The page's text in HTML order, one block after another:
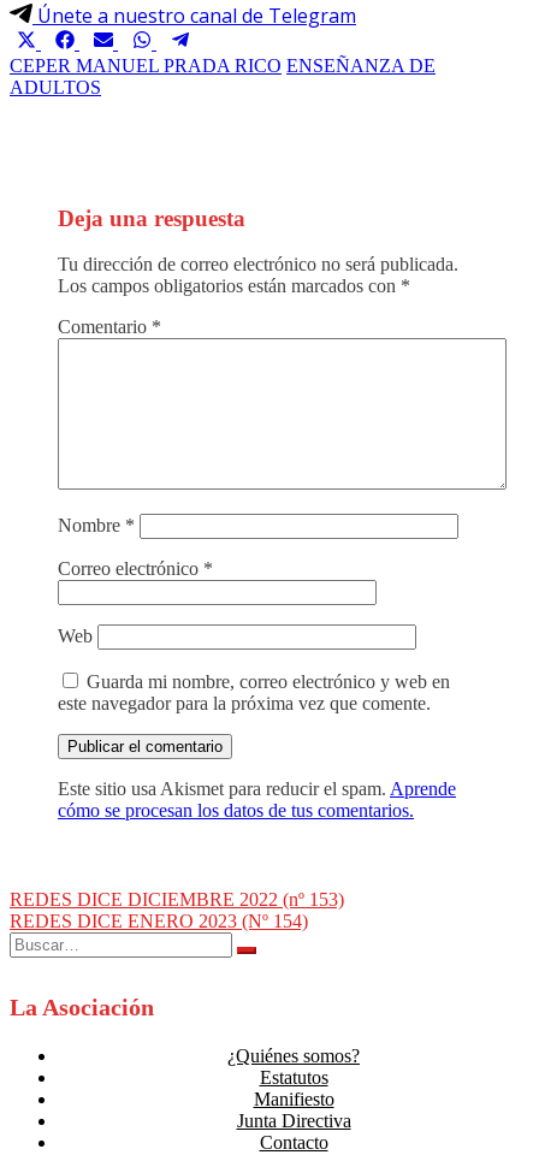
Únete a nuestro canal de Telegram
Compartir
en
X
Compartir
en
Facebook
Compartir
en
Compartir
en en
CEPER MANUEL PRADA RICO ENSEÑANZA DE
ADULTOS
Deja una respuesta
Tu dirección de correo electrónico no será publicada.
Los campos obligatorios están marcados con *
Comentario *
Nombre *
Correo electrónico *
Web
Guarda mi nombre, correo electrónico y web en
este navegador para la próxima vez que comente.
Este sitio usa Akismet para reducir el spam. Aprende
cómo se procesan los datos de tus comentarios.
Navegación
de
REDES DICE DICIEMBRE 2022 (nº 153)
REDES DICE ENERO 2023 (Nº 154)
Buscar:
La Asociación
¿Quiénes somos?
Estatutos
Manifiesto
Junta Directiva
Contacto